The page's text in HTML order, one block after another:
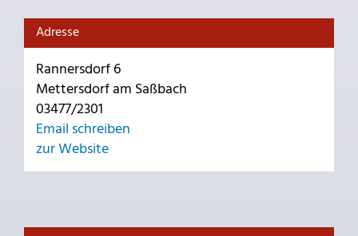
Adresse
Rannersdorf 6
Mettersdorf am Saßbach
03477/2301
Email schreiben
zur Website